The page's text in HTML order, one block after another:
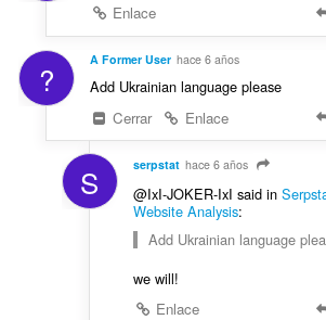
Enlace
? A Former User hace 6 años
Add Ukrainian language please
Cerrar
Enlace
S serpstat hace 6 años
@IxI-JOKER-IxI said in
Website Analysis:
Add Ukrainian language
we will!
Enlace